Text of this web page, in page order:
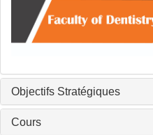
Objectifs Stratégiques
Cours